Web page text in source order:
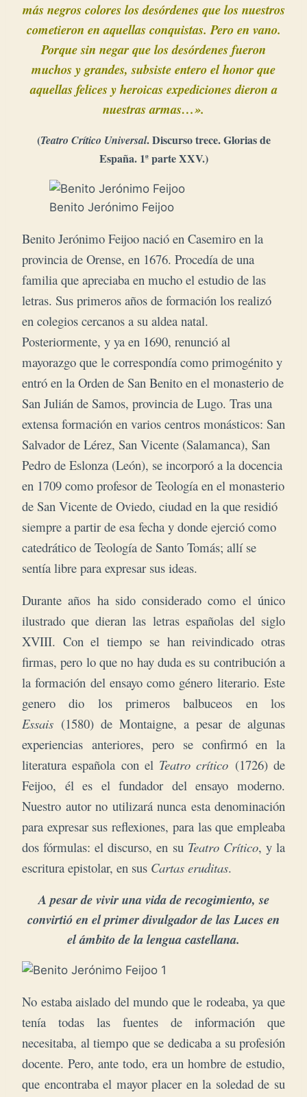
más negros colores los desórdenes que los nuestros
cometieron en aquellas conquistas. Pero en vano.
Porque sin negar que los desórdenes fueron
muchos y grandes, subsiste entero el honor que
aquellas felices y heroicas expediciones dieron a
nuestrasarmas…».
(Teatro Crítico Universal. Discurso trece. Glorias de
España. 1ª parte XXV.)
Benito Jerónimo Feijoo
Benito Jerónimo Feijoo nació en Casemiro en la
provincia de Orense, en 1676. Procedía de una
familia que apreciaba en mucho el estudio de las
letras. Sus primeros años de formación los realizó
en colegios cercanos a su aldea natal.
Posteriormente, y ya en 1690, renunció al
mayorazgo que le correspondía como primogénito y
entró en la Orden de San Benito en el monasterio de
San Julián de Samos, provincia de Lugo. Tras una
extensa formación en varios centros monásticos: San
Salvador de Lérez, San Vicente (Salamanca), San
Pedro de Eslonza (León), se incorporó a la docencia
en 1709 como profesor de Teología en el monasterio
de San Vicente de Oviedo, ciudad en la que residió
siempre a partir de esa fecha y donde ejerció como
catedrático de Teología de Santo Tomás; allí se
sentía libre para expresar sus ideas.
Durante años ha sido considerado como el único
ilustrado que dieran las letras españolas del siglo
XVIII. Con el tiempo se han reivindicado otras
firmas, pero lo que no hay duda es su contribución a
la formación del ensayo como género literario. Este
genero dio los primeros balbuceos en los
Essais (1580) de Montaigne, a pesar de algunas
experiencias anteriores, pero se confirmó en la
literatura española con el Teatro crítico (1726) de
Feijoo, él es el fundador del ensayo moderno.
Nuestro autor no utilizará nunca esta denominación
para expresar sus reflexiones, para las que empleaba
dos fórmulas: el discurso, en su Teatro Crítico, y la
escritura epistolar, en sus Cartas eruditas.
A pesar de vivir una vida de recogimiento, se
convirtió en el primer divulgador de las Luces en
el ámbito de la lengua castellana.
No estaba aislado del mundo que le rodeaba, ya que
tenía todas las fuentes de información que
necesitaba, al tiempo que se dedicaba a su profesión
docente. Pero, ante todo, era un hombre de estudio,
que encontraba el mayor placer en la soledad de su